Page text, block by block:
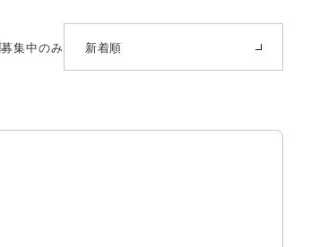
募集中のみ 新着順